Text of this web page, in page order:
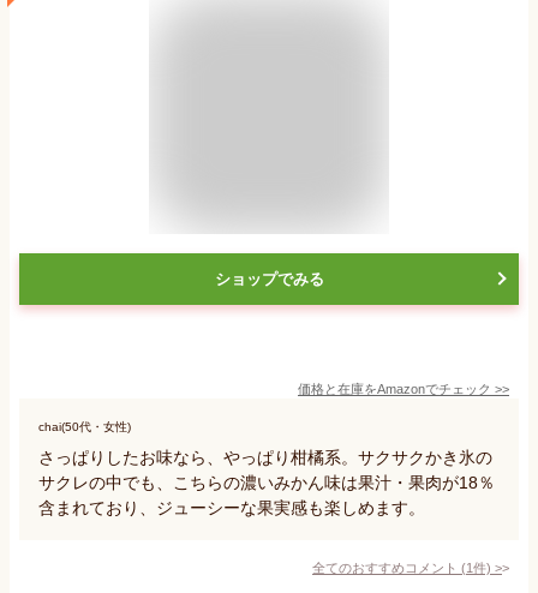
ショップでみる
価格と在庫をAmazonでチェック >>
chai(50代・女性)
さっぱりしたお味なら、やっぱり柑橘系。サクサクかき氷の
サクレの中でも、こちらの濃いみかん味は果汁・果肉が18％
含まれており、ジューシーな果実感も楽しめます。
全てのおすすめコメント (1件) >